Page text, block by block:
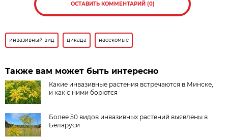
ОСТАВИТЬ КОММЕНТАРИЙ (0)
инвазивный вид цикада насекомые
Также вам может быть интересно
Какие инвазивные растения встречаются в Минске,
и как с ними борются
Более 50 видов инвазивных растений выявлены в
Беларуси